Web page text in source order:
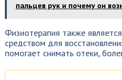
пальцев рук и почему он
Физиотерапия также
средством для
помогает снимать отеки,